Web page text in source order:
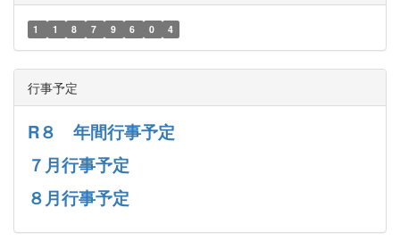
1 1 8 7 9 6 0 4
行事予定
R８ 年間行事予定
７月行事予定
８月行事予定